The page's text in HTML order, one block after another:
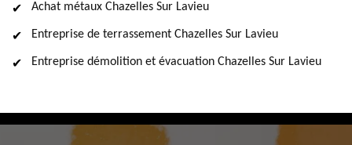
Achat métaux Chazelles Sur Lavieu
Entreprise de terrassement Chazelles Sur Lavieu
Entreprise démolition et évacuation Chazelles Sur Lavieu